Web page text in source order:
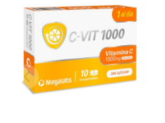
El C-Vit 1000 mg por 10
comprimidos es un
suplemento nutricional
elaborado a base de
vitamina C (ácido
ascórbico), ideal para
fortalecer las defensas y
actuar como un potente
antioxidante.